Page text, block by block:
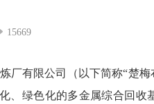
15669
厂有限公司（以下简称“楚
绿色化的多金属综合回收